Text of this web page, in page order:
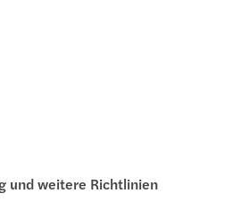
und weitere Richtlinien